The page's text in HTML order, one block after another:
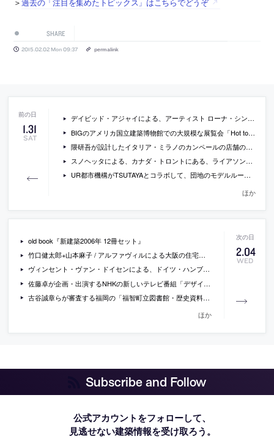
SHARE
2015.02.02 Mon 09:37 permalink
1.31
SAT
デイビッド・アジャイによる、アーティスト ローナ・シンプソンのアメリカ・ブルックリンのスタジオの写真など
BIGのアメリカ国立建築博物館での大規模な展覧会「Hot to Cold」の新しい会場写真
隈研吾が設計したイタリア・ミラノのカンペールの店舗の写真
スノヘッタによる、カナダ・トロントにある、ライアソン大学の学生学習センターの写真など
UR都市機構がTSUTAYAとコラボして、団地のモデルルームを公開
ほか
2.04
WED
old book『新建築2006年 12冊セット』
竹口健太郎+山本麻子 / アルファヴィルによる大阪の住宅「DIG IN THE SKY」
ヴィンセント・ヴァン・ドイセンによる、ドイツ・ハンブルグのイソップの店舗の写真
佐藤卓が企画・出演するNHKの新しいテレビ番組「デザインの梅干」の概要
古谷誠章らが審査する福岡の「福智町立図書館・歴史資料館」設計プロポーザルが参加者を募集中（応募条件は緩め）
ほか
Subscribe and Follow
公式アカウントをフォローして、
見逃せない建築情報を受け取ろう。